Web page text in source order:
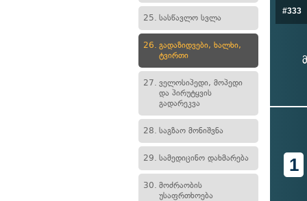
25. სასწავლო სვლა
26. გადაზიდვები, ხალხი,
ტვირთი
27. ველოსიპედი, მოპედი
და პირუტყვის
გადარეკვა
28. საგზაო მონიშვნა
29. სამედიცინო დახმარება
30. მოძრაობის
უსაფრთხოება
#333
1